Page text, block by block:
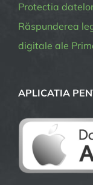
Protectia
Răspunderea
digitale ale
APLICATIA